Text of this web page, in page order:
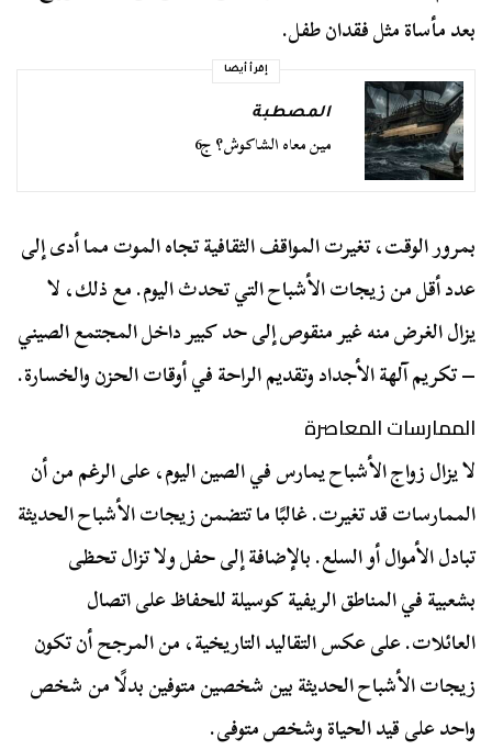
بعد مأساة مثل فقدان طفل.
إقرأ أيضا
المصطبة
مين معاه الشاكوش؟ ج6
بمرور الوقت، تغيرت المواقف الثقافية تجاه الموت مما أدى إلى
عدد أقل من زيجات الأشباح التي تحدث اليوم. مع ذلك، لا
يزال الغرض منه غير منقوص إلى حد كبير داخل المجتمع الصيني
– تكريم آلهة الأجداد وتقديم الراحة في أوقات الحزن والخسارة.
الممارسات المعاصرة
لا يزال زواج الأشباح يمارس في الصين اليوم، على الرغم من أن
الممارسات قد تغيرت. غالبًا ما تتضمن زيجات الأشباح الحديثة
تبادل الأموال أو السلع. بالإضافة إلى حفل ولا تزال تحظى
بشعبية في المناطق الريفية كوسيلة للحفاظ على اتصال
العائلات. على عكس التقاليد التاريخية، من المرجح أن تكون
زيجات الأشباح الحديثة بين شخصين متوفين بدلًا من شخص
واحد على قيد الحياة وشخص متوفى.